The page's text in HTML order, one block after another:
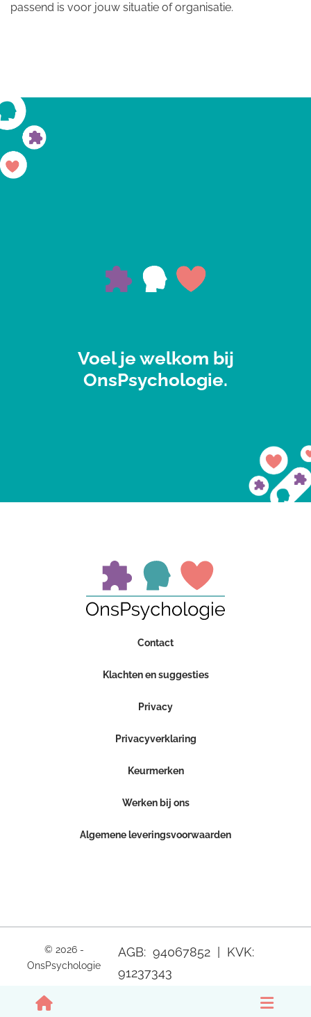
passend is voor jouw situatie of organisatie.
Voel je welkom bij
OnsPsychologie.
Contact
Klachten en suggesties
Privacy
Privacyverklaring
Keurmerken
Werken bij ons
Algemene leveringsvoorwaarden
© 2026 -
OnsPsychologie
AGB: 94067852 | KVK:
91237343